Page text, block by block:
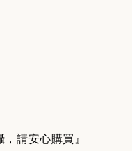
，請安心購買』